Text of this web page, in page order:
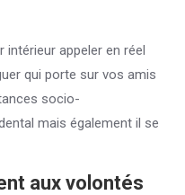
appeler en réel
qui porte sur vos amis
socio-
mais également il se
aux volontés